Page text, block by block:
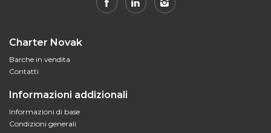
Charter Novak
Barche in vendita
Contatti
Informazioni addizionali
Informazioni di base
Condizioni generali